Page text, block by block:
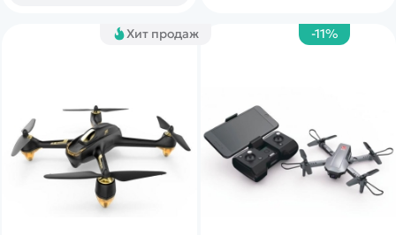
Хит продаж -11%